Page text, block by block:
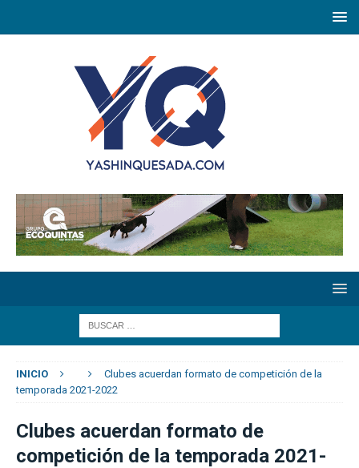
INICIO
Clubes acuerdan formato de competición de la
temporada 2021-2022
Clubes acuerdan formato de
competición de la temporada 2021-